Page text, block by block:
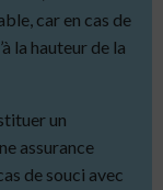
car en cas de
la hauteur de la
un
assurance
de souci avec